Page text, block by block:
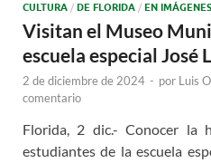
CULTURA / DE FLORIDA / EN IMÁGENES
Visitan el Museo
escuela especial José
2 de diciembre de 2024 - por Luis
comentario
Florida, 2 dic.- Conocer la
estudiantes de la escuela